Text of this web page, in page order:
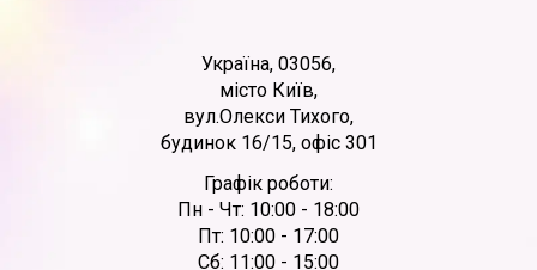
Україна, 03056,
місто Київ,
вул.Олекси Тихого,
будинок 16/15, офіс 301
Графік роботи:
Пн - Чт: 10:00 - 18:00
Пт: 10:00 - 17:00
Сб: 11:00 - 15:00